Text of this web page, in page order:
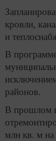
кровли,
и
В
районов.
В прошлом
млн кв. м